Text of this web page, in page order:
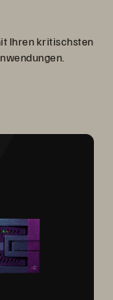
Ihren kritischsten